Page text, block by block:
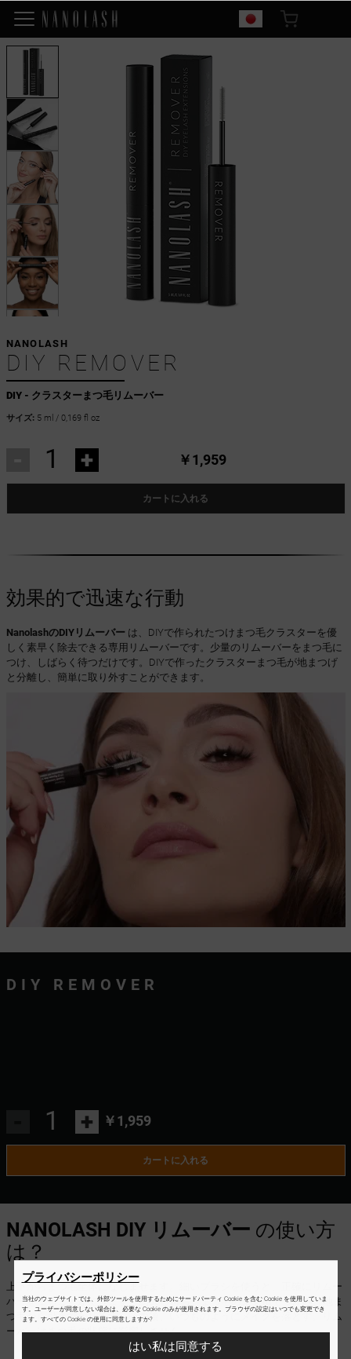
DIY - クラスターまつ毛リムーバー
NANOLASH
DIY REMOVER
サイズ: 5 ml / 0,169 fl oz
+ ￥1,959
カートに入れる
効果的で迅速な行動
NanolashのDIYリムーバーは、DIYで作られたつけまつ毛クラスターを優
しく素早く除去できる専用リムーバーです。少量のリムーバーをまつ毛に
つけ、しばらく待つだけです。DIYで作ったクラスターまつ毛が地まつげ
と分離し、簡単に取り外すことができます。
DIY REMOVER
+ ￥1,959
カートに入れる
NANOLASH DIY リムーバー の使い方
は？
上下からまつ毛全体になじませます。細いブラシを使うと、正確にリムー
バーを塗ることができます。約30秒待ち、まつ毛の束を指でつかみ、地ま
つ毛から引き剥がします。その後、いつものようにメイクを落とす。リム
ーバーはまつ毛の状態に影響しません。
プライバシーポリシー
当社のウェブサイトでは、外部ツールを使用するためにサードパーティ Cookie を含む Cookie を使用していま
す。ユーザーが同意しない場合は、必要な Cookie のみが使用されます。ブラウザの設定はいつでも変更でき
ます。すべての Cookie の使用に同意しますか?
はい私は同意する